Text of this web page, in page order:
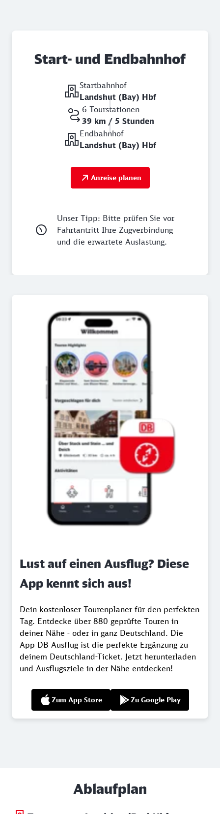
Start- und Endbahnhof
Startbahnhof
Landshut (Bay) Hbf
6 Tourstationen
39 km / 5 Stunden
Endbahnhof
Landshut (Bay) Hbf
Anreise planen
Unser Tipp: Bitte prüfen Sie vor
Fahrtantritt Ihre Zugverbindung
und die erwartete Auslastung.
Lust auf einen Ausflug? Diese
App kennt sich aus!
Dein kostenloser Tourenplaner für den perfekten
Tag. Entdecke über 880 geprüfte Touren in
deiner Nähe - oder in ganz Deutschland. Die
App DB Ausflug ist die perfekte Ergänzung zu
deinem Deutschland-Ticket. Jetzt herunterladen
und Ausflugsziele in der Nähe entdecken!
Zum App Store Zu Google Play
Ablaufplan